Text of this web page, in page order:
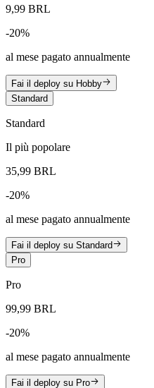
9,99 BRL
-20%
al mese pagato annualmente
Fai il deploy su Hobby
Standard
Standard
Il più popolare
35,99 BRL
-20%
al mese pagato annualmente
Fai il deploy su Standard
Pro
Pro
99,99 BRL
-20%
al mese pagato annualmente
Fai il deploy su Pro